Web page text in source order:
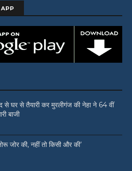
से घर से तैयारी कर मुरलीगंज की नेहा ने 64 वीं
बाजी
जोर की, नहीं तो किसी और की’